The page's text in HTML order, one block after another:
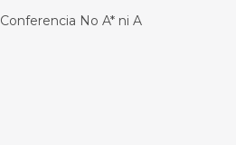
Conferencia No A* ni A